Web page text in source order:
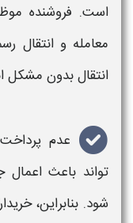
است. فروشنده
معامله و انتقال
انتقال بدون مشکل
عدم
تواند باعث اعمال
شود. بنابراین،